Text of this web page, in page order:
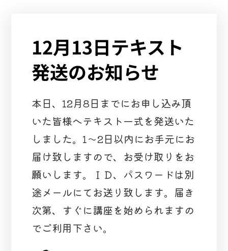
12月13日テキスト
発送のお知らせ
本日、12月8日までにお申し込み頂
いた皆様へテキスト一式を発送いた
しました。1～2日以内にお手元にお
届け致しますので、お受け取りをお
願いします。ＩＤ、パスワードは別
途メールにてお送り致します。届き
次第、すぐに講座を始められますの
でご利用下さい。